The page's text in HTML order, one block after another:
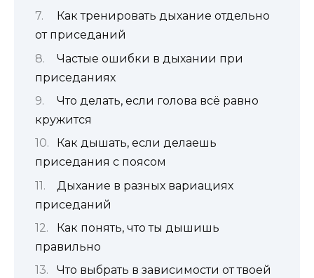
Как тренировать дыхание отдельно
от приседаний
Частые ошибки в дыхании при
приседаниях
Что делать, если голова всё равно
кружится
Как дышать, если делаешь
приседания с поясом
Дыхание в разных вариациях
приседаний
Как понять, что ты дышишь
правильно
Что выбрать в зависимости от твоей